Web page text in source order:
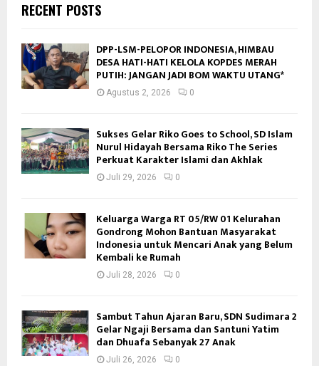
RECENT POSTS
DPP-LSM-PELOPOR INDONESIA, HIMBAU
DESA HATI-HATI KELOLA KOPDES MERAH
PUTIH: JANGAN JADI BOM WAKTU UTANG*
Agustus 2, 2026 0
Sukses Gelar Riko Goes to School, SD Islam
Nurul Hidayah Bersama Riko The Series
Perkuat Karakter Islami dan Akhlak
Juli 29, 2026 0
Keluarga Warga RT 05/RW 01 Kelurahan
Gondrong Mohon Bantuan Masyarakat
Indonesia untuk Mencari Anak yang Belum
Kembali ke Rumah
Juli 28, 2026 0
Sambut Tahun Ajaran Baru, SDN Sudimara 2
Gelar Ngaji Bersama dan Santuni Yatim
dan Dhuafa Sebanyak 27 Anak
Juli 26, 2026 0